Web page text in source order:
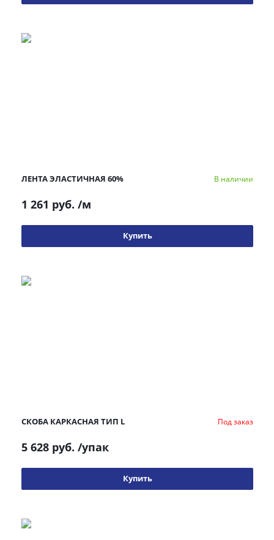
ЛЕНТА ЭЛАСТИЧНАЯ 60% В наличии
1 261 руб. /м
Купить
СКОБА КАРКАСНАЯ ТИП L Под заказ
5 628 руб. /упак
Купить